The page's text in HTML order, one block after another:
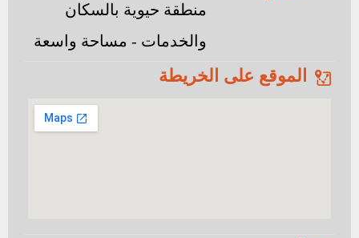
منطقة حيوية بالسكان
والخدمات - مساحة واسعة
الموقع على الخريطة